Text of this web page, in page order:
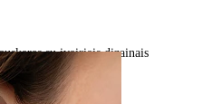
su įvairiais dizainais